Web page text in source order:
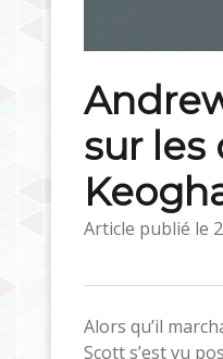
sur les
Article publié le
Alors qu’il
Scott s’est vu